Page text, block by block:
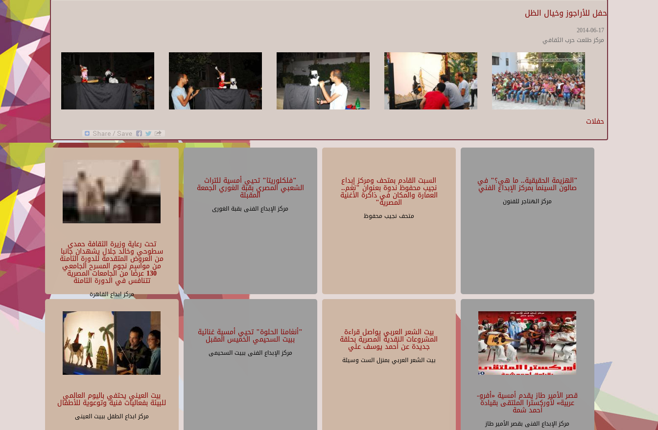
حفل للأراجوز وخيال الظل
2014-06-17
مركز طلعت حرب الثقافي
حفلات
تحت رعاية وزيرة الثقافة حمدي
سطوحي وخالد جلال يشهدان جانبا
من العروض المتقدمة للدورة الثامنة
من مواسم نجوم المسرح الجامعي
130 عرضًا من الجامعات المصرية
تتنافس في الدورة الثامنة
مركز ابداع القاهرة
"فلكلوريتا" تحيي أمسية للتراث
الشعبي المصري بقبة الغوري الجمعة
المقبلة
مركز الإبداع الفنى بقبة الغورى
السبت القادم بمتحف ومركز إبداع
نجيب محفوظ ندوة بعنوان "نغم..
العمارة والمكان في ذاكرة الأغنية
المصرية"
متحف نجيب محفوظ
"الهزيمة الحقيقية.. ما هي؟" في
صالون السينما بمركز الإبداع الفني
مركز الهناجر للفنون
بيت العيني يحتفي باليوم العالمي
للبيئة بفعاليات فنية وتوعوية للأطفال
مركز ابداع الطفل ببيت العينى
"أنغامنا الحلوة" تحيي أمسية غنائية
ببيت السحيمي الخميس المقبل
مركز الإبداع الفنى ببيت السحيمى
بيت الشعر العربي يواصل قراءة
المشروعات النقدية المصرية بحلقة
جديدة عن أحمد يوسف علي
بيت الشعر العربي بمنزل الست وسيلة
قصر الأمير طاز يقدم أمسية «أفرو-
عربية» لأوركسترا الملتقى بقيادة
أحمد شمة
مركز الإبداع الفنى بقصر الأمير طاز